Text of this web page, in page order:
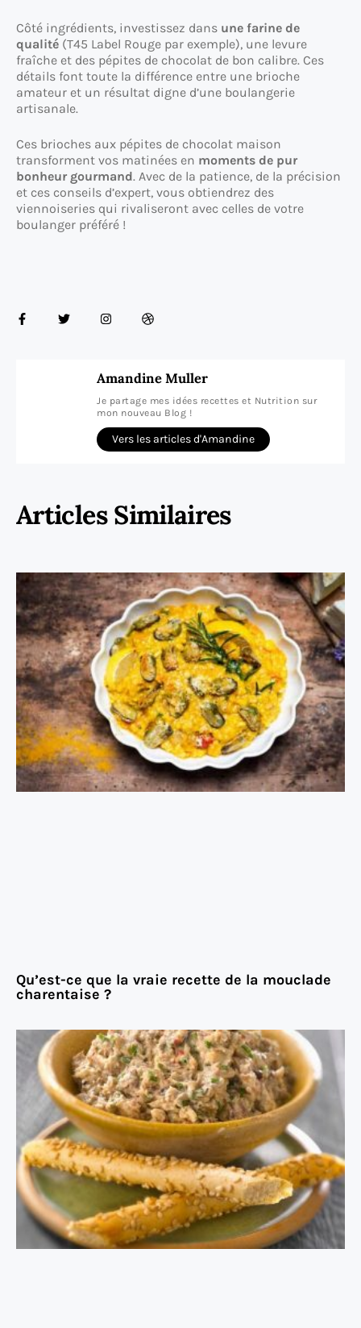
Côté ingrédients, investissez dans une farine de
qualité (T45 Label Rouge par exemple), une levure
fraîche et des pépites de chocolat de bon calibre. Ces
détails font toute la différence entre une brioche
amateur et un résultat digne d’une boulangerie
artisanale.
Ces brioches aux pépites de chocolat maison
transforment vos matinées en moments de pur
bonheur gourmand. Avec de la patience, de la précision
et ces conseils d’expert, vous obtiendrez des
viennoiseries qui rivaliseront avec celles de votre
boulanger préféré !
Amandine Muller
Je partage mes idées recettes et Nutrition sur
mon nouveau Blog !
Vers les articles d'Amandine
Articles Similaires
Qu’est-ce que la vraie recette de la mouclade
charentaise ?